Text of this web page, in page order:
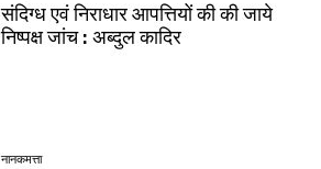
संदिग्ध एवं निराधार आपत्तियों की की जाये
निष्पक्ष जांच : अब्दुल कादिर
नानकमत्ता